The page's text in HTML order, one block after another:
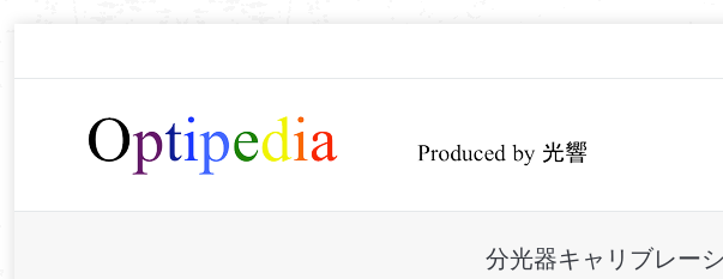
分光器キャリブレー